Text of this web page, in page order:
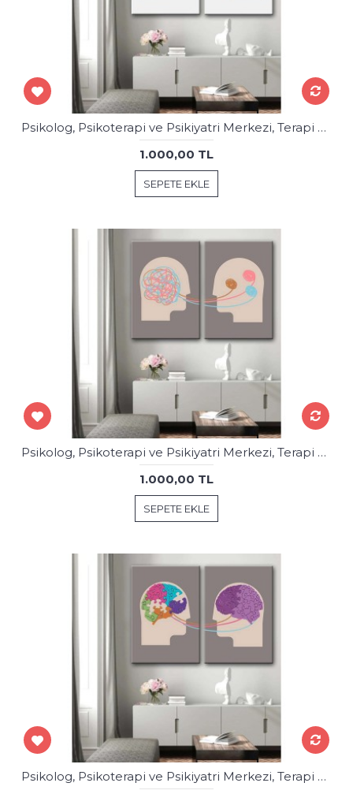
Psikolog, Psikoterapi ve Psikiyatri Merkezi, Terapi Odası Tabloları 2 Parça psk67-68
1.000,00 TL
SEPETE EKLE
Psikolog, Psikoterapi ve Psikiyatri Merkezi, Terapi Odası Tabloları 2 Parça psk69-70
1.000,00 TL
SEPETE EKLE
Psikolog, Psikoterapi ve Psikiyatri Merkezi, Terapi Odası Tabloları 2 Parça psk71-72